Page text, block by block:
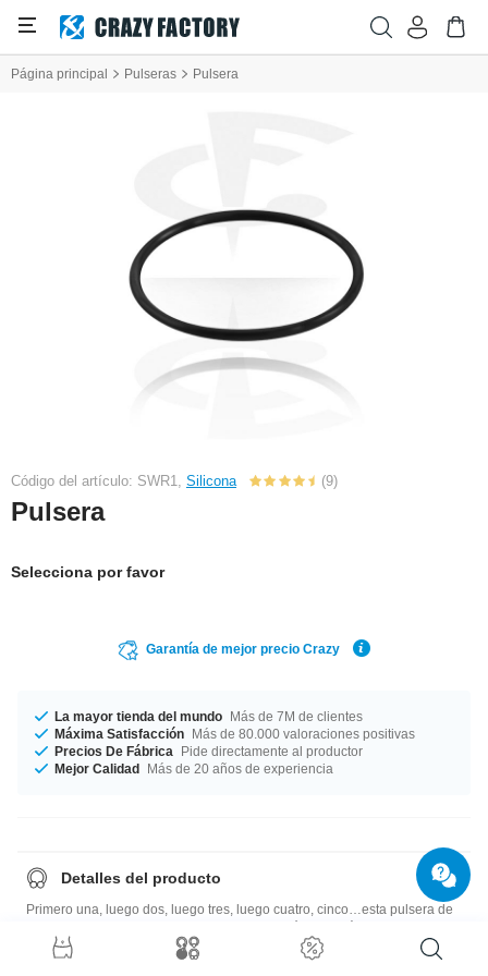
Página principal Pulseras Pulsera
Código del artículo: SWR1, Silicona (9)
Pulsera
Selecciona por favor
Garantía de mejor precio Crazy
La mayor tienda del mundo Más de 7M de clientes
Máxima Satisfacción Más de 80.000 valoraciones positivas
Precios De Fábrica
Pide directamente al productor
Mejor Calidad Más de 20 años de experiencia
Detalles del producto
Primero una, luego dos, luego tres, luego cuatro, cinco…esta pulsera de
silicona flexible es ideal para cualquier ocasión. Además se pueden
combinar los colores. ¡Puede crear adicción!